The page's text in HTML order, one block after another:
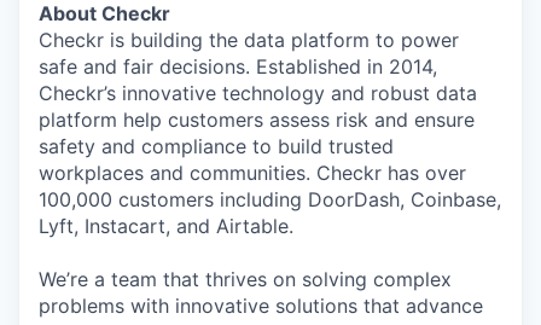
About Checkr
Checkr is building the data platform to power
safe and fair decisions. Established in 2014,
Checkr’s innovative technology and robust data
platform help customers assess risk and ensure
safety and compliance to build trusted
workplaces and communities. Checkr has over
100,000 customers including DoorDash, Coinbase,
Lyft, Instacart, and Airtable.
We’re a team that thrives on solving complex
problems with innovative solutions that advance